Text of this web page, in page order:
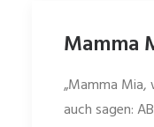
Mamma
„Mamma Mia,
auch sagen: